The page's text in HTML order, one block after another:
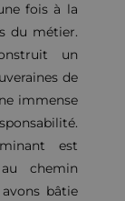
fois à la
du métier.
un
de
immense
est
chemin
bâtie